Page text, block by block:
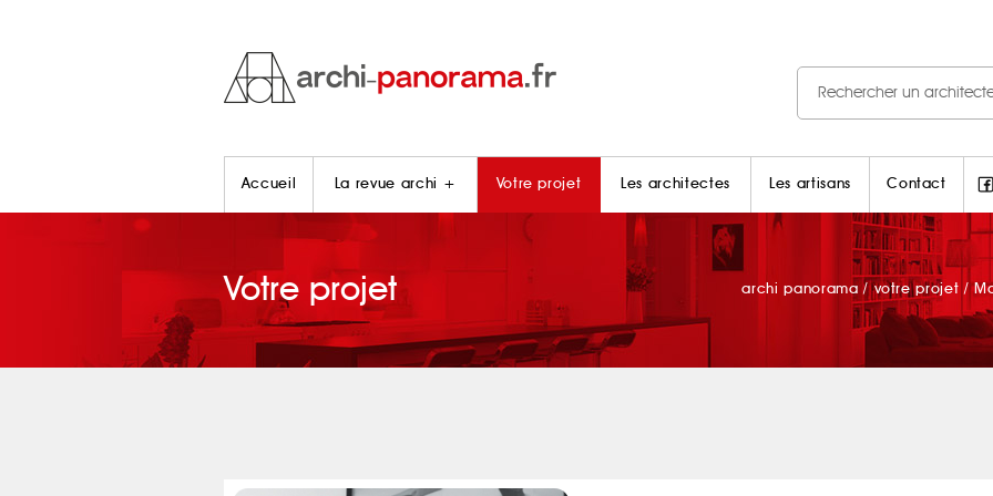
Accueil La revue archi + Votre projet Les architectes Les artisans Contact
Votre projet archi panorama /votre projet /